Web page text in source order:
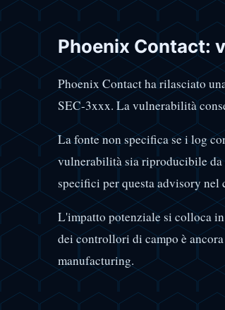
Phoenix Contact:
Phoenix Contact ha rilasciato
SEC-3xxx. La vulnerabilità
La fonte non specifica se i log
vulnerabilità sia riproducibile
specifici per questa advisory
L'impatto potenziale si colloca
dei controllori di campo è
manufacturing.